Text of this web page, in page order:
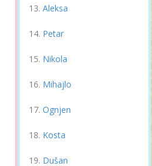
Aleksa
Petar
Nikola
Mihajlo
Ognjen
Kosta
Dušan